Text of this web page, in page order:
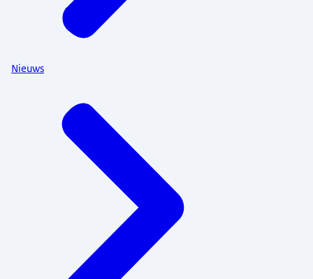
Nieuws